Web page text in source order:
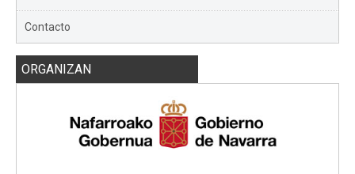
Contacto
ORGANIZAN